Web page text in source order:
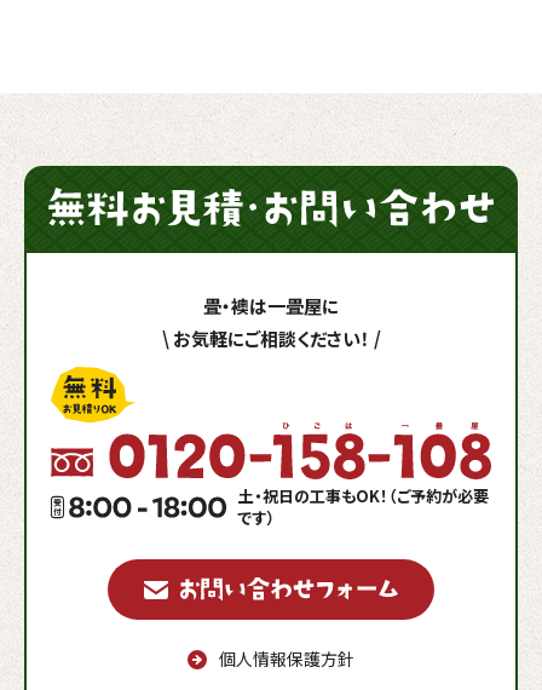
\
畳・襖は一畳屋に
お気軽にご相談ください！ /
土・祝日の工事もOK！（ご予約が必要
です）
個人情報保護方針